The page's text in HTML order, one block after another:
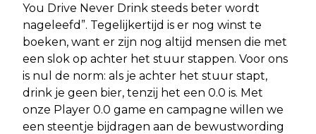
You Drive Never Drink steeds beter wordt
nageleefd”. Tegelijkertijd is er nog winst te
boeken, want er zijn nog altijd mensen die met
een slok op achter het stuur stappen. Voor ons
is nul de norm: als je achter het stuur stapt,
drink je geen bier, tenzij het een 0.0 is. Met
onze Player 0.0 game en campagne willen we
een steentje bijdragen aan de bewustwording